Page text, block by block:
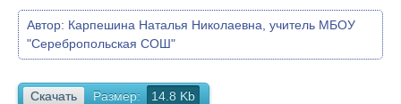
Автор: Карпешина Наталья Николаевна, учитель МБОУ
"Серебропольская СОШ"
Скачать Размер: 14.8 Kb